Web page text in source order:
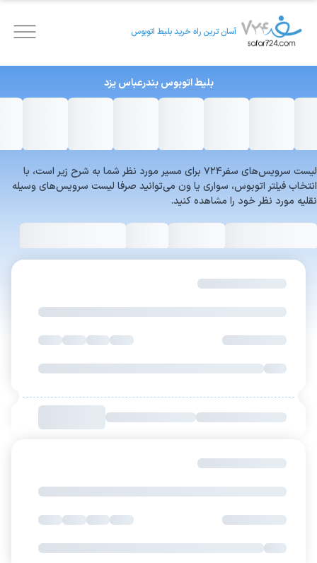
آسان ترین راه خرید بلیط اتوبوس
بلیط اتوبوس بندرعباس یزد
لیست سرویس‌های سفر۷۲۴ برای مسیر مورد نظر شما به شرح زیر است، با
انتخاب فیلتر اتوبوس، سواری یا ون می‌توانید صرفا لیست سرویس‌های وسیله
نقلیه مورد نظر خود را مشاهده کنید.